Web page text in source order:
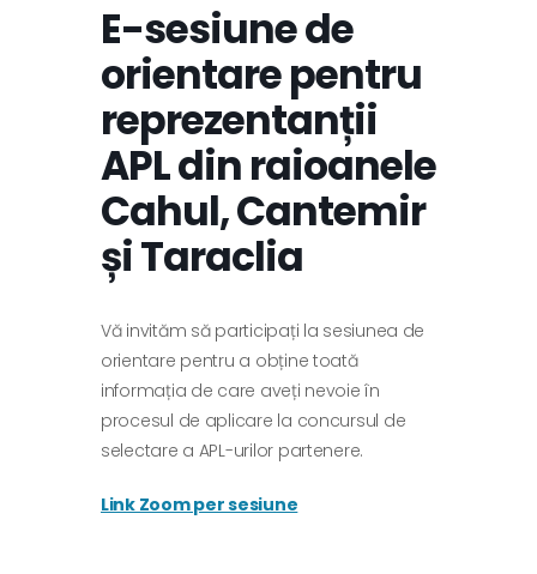
E-sesiune de
orientare pentru
reprezentanții
APL din raioanele
Cahul, Cantemir
și Taraclia
Vă invităm să participați la sesiunea de
orientare pentru a obține toată
informația de care aveți nevoie în
procesul de aplicare la concursul de
selectare a APL-urilor partenere.
Link Zoom per sesiune